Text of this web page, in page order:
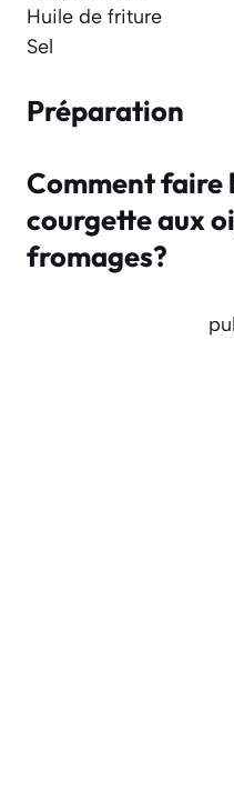
Huile de friture
Sel
Préparation
Comment faire
courgette aux
fromages?